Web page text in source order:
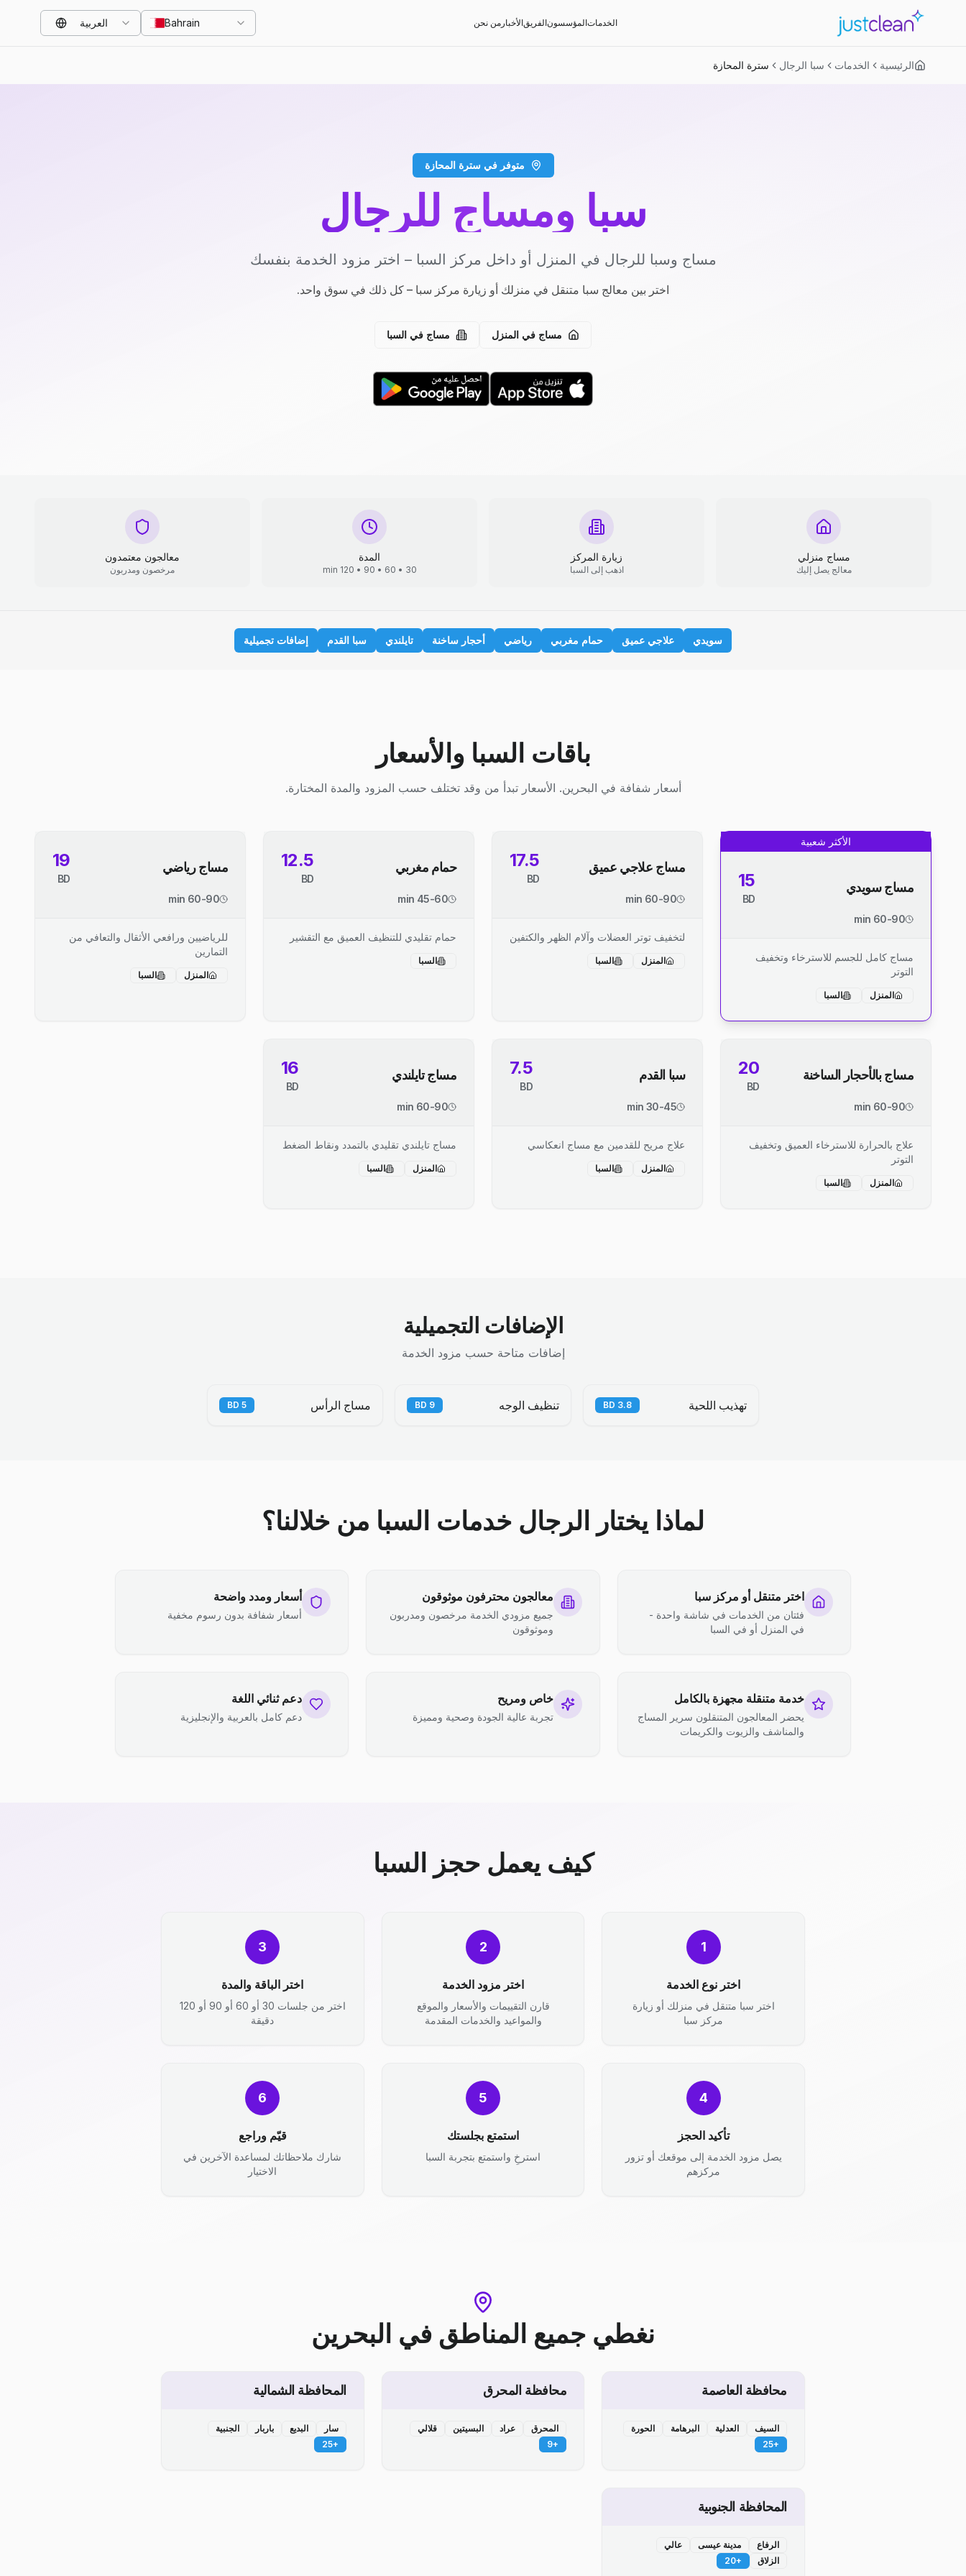
الخدماتالمؤسسونالفريقالأخبار من نحن Bahrain العربية
الرئيسية الخدمات سبا الرجال سترة المحازة
متوفر في سترة المحازة
سبا ومساج للرجال
مساج وسبا للرجال في المنزل أو داخل مركز السبا – اختر مزود الخدمة بنفسك
اختر بين معالج سبا متنقل في منزلك أو زيارة مركز سبا – كل ذلك في سوق واحد.
مساج في المنزل مساج في السبا
مساج منزلي
معالج يصل إليك
زيارة المركز
اذهب إلى السبا
المدة
30 • 60 • 90 • 120 min
معالجون معتمدون
مرخصون ومدربون
سويدي علاجي عميق حمام مغربي رياضي أحجار ساخنة تايلندي سبا القدم إضافات تجميلية
باقات السبا والأسعار
أسعار شفافة في البحرين. الأسعار تبدأ من وقد تختلف حسب المزود والمدة المختارة.
الأكثر شعبية
مساج سويدي 15
BD
60-90 min
مساج كامل للجسم للاسترخاء وتخفيف
التوتر
المنزل السبا
مساج علاجي عميق 17.5
BD
60-90 min
لتخفيف توتر العضلات وآلام الظهر والكتفين
المنزل السبا
حمام مغربي 12.5
BD
45-60 min
حمام تقليدي للتنظيف العميق مع التقشير
السبا
مساج رياضي 19
BD
60-90 min
للرياضيين ورافعي الأثقال والتعافي من
التمارين
المنزل السبا
مساج بالأحجار الساخنة 20
BD
60-90 min
علاج بالحرارة للاسترخاء العميق وتخفيف
التوتر
المنزل السبا
سبا القدم 7.5
BD
30-45 min
علاج مريح للقدمين مع مساج انعكاسي
المنزل السبا
مساج تايلندي 16
BD
60-90 min
مساج تايلندي تقليدي بالتمدد ونقاط الضغط
المنزل السبا
الإضافات التجميلية
إضافات متاحة حسب مزود الخدمة
تهذيب اللحية 3.8
BD تنظيف الوجه 9
BD مساج الرأس 5
BD
لماذا يختار الرجال خدمات السبا من خلالنا؟
اختر متنقل أو مركز سبا
فئتان من الخدمات في شاشة واحدة -
في المنزل أو في السبا
معالجون محترفون موثوقون
جميع مزودي الخدمة مرخصون ومدربون
وموثوقون
أسعار ومدد واضحة
أسعار شفافة بدون رسوم مخفية
خدمة متنقلة مجهزة بالكامل
يحضر المعالجون المتنقلون سرير المساج
والمناشف والزيوت والكريمات
خاص ومريح
تجربة عالية الجودة وصحية ومميزة
دعم ثنائي اللغة
دعم كامل بالعربية والإنجليزية
كيف يعمل حجز السبا
1
اختر نوع الخدمة
اختر سبا متنقل في منزلك أو زيارة
مركز سبا
2
اختر مزود الخدمة
قارن التقييمات والأسعار والموقع
والمواعيد والخدمات المقدمة
3
اختر الباقة والمدة
اختر من جلسات 30 أو 60 أو 90 أو 120
دقيقة
4
تأكيد الحجز
يصل مزود الخدمة إلى موقعك أو تزور
مركزهم
5
استمتع بجلستك
استرخِ واستمتع بتجربة السبا
6
قيّم وراجع
شارك ملاحظاتك لمساعدة الآخرين في
الاختيار
نغطي جميع المناطق في البحرين
محافظة العاصمة
السيف العدلية البرهامة
الحورة
+
25
محافظة المحرق
المحرق عراد البسيتين
قلالي
+
9
المحافظة الشمالية
سار البديع باربار
الجنبية
+
25
المحافظة الجنوبية
الرفاع مدينة عيسى
عالي
الزلاق
+
20